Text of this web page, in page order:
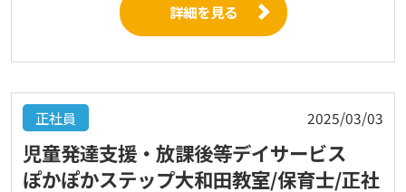
詳細を見る
正社員 2025/03/03
児童発達支援・放課後等デイサービス
ぽかぽかステップ大和田教室/保育士/正社